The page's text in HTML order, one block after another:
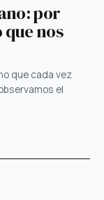
por
nos
que cada vez
el